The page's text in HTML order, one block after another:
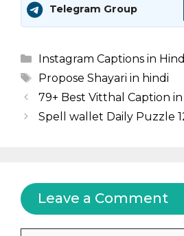
Telegram Group
Categories
Instagram Captions in
Tags
Propose Shayari in hindi
79+ Best Vitthal Caption
Spell wallet Daily Puzzle
Leave a Comment